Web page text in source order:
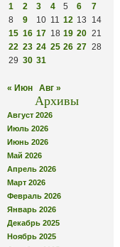
1
2 3 4 5 6
7
8
9 10 11 12 13
14
15 16 17 18 19 20 21
22 23 24 25 26 27 28
29 30 31
« Июн Авг »
Архивы
Август 2026
Июль 2026
Июнь 2026
Май 2026
Апрель 2026
Март 2026
Февраль 2026
Январь 2026
Декабрь 2025
Ноябрь 2025